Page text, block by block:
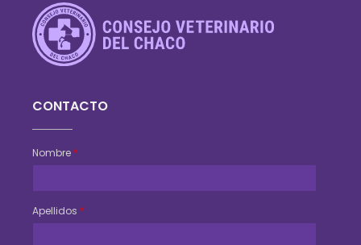
CONTACTO
Nombre *
Apellidos *